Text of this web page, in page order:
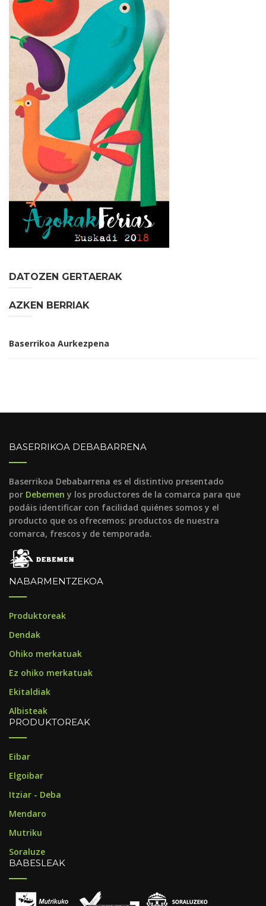
DATOZEN GERTAERAK
AZKEN BERRIAK
Baserrikoa Aurkezpena
BASERRIKOA DEBABARRENA
Baserrikoa Debabarrena es el distintivo presentado
por Debemen y los productores de la comarca para que
podáis identificar con facilidad quiénes somos y el
producto que os ofrecemos: productos de nuestra
comarca, frescos y de temporada.
NABARMENTZEKOA
Produktoreak
Dendak
Ohiko merkatuak
Ez ohiko merkatuak
Ekitaldiak
Albisteak
PRODUKTOREAK
Eibar
Elgoibar
Itziar - Deba
Mendaro
Mutriku
Soraluze
BABESLEAK